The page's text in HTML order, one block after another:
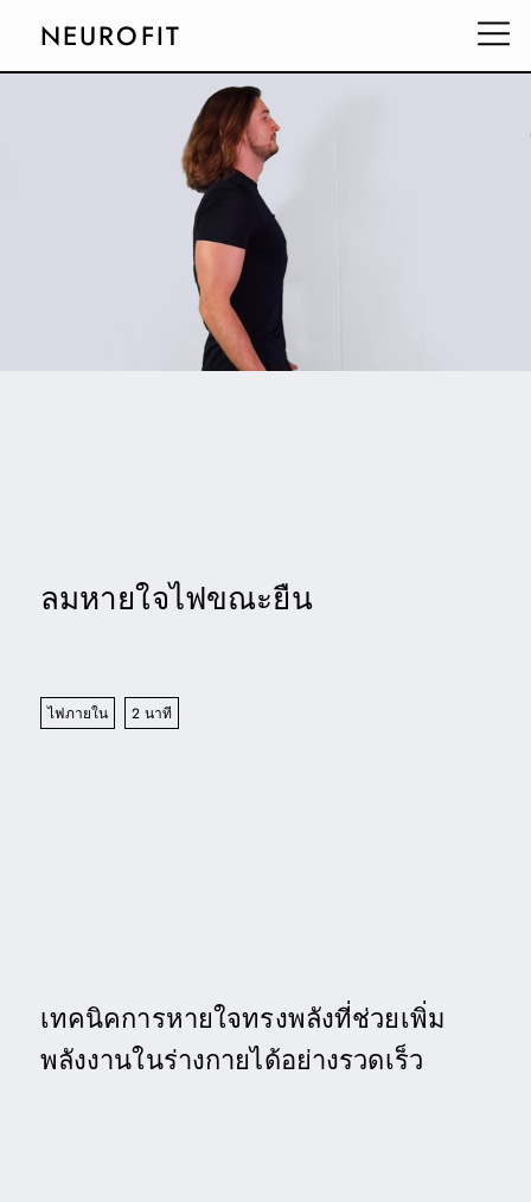
NEUROFIT
ลมหายใจไฟขณะยืน
ไฟภายใน 2 นาที
เทคนิคการหายใจทรงพลังที่ช่วยเพิ่ม
พลังงานในร่างกายได้อย่างรวดเร็ว